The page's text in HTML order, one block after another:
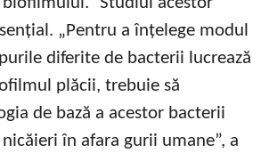
„Pentru a înțelege modul
diferite de bacterii lucrează
plăcii, trebuie să
de bază a acestor bacterii
în afara gurii umane”, a